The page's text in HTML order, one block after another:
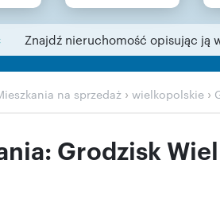
Znajdź nieruchomość opisując ją
na sprzedaż › wielkopolskie ›
Grodzisk